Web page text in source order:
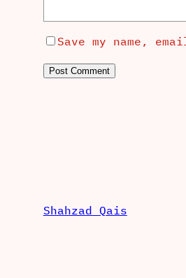
Save my name,
Shahzad Qais